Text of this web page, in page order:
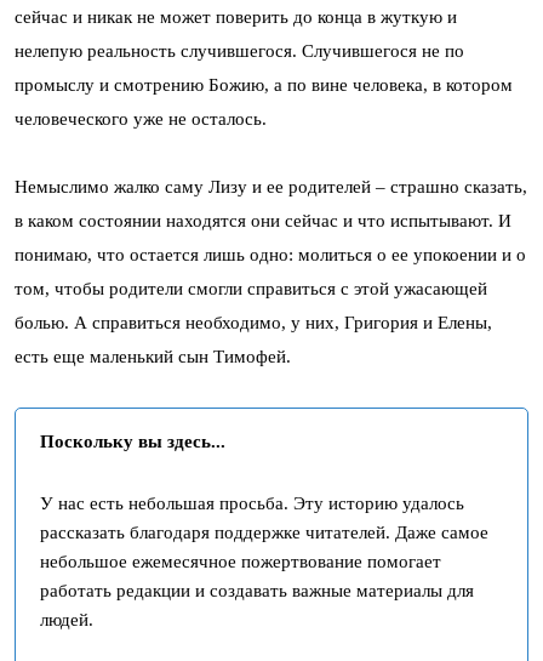
сейчас и никак не может поверить до конца в жуткую и
нелепую реальность случившегося. Случившегося не по
промыслу и смотрению Божию, а по вине человека, в котором
человеческого уже не осталось.
Немыслимо жалко саму Лизу и ее родителей – страшно сказать,
в каком состоянии находятся они сейчас и что испытывают. И
понимаю, что остается лишь одно: молиться о ее упокоении и о
том, чтобы родители смогли справиться с этой ужасающей
болью. А справиться необходимо, у них, Григория и Елены,
есть еще маленький сын Тимофей.
Поскольку вы здесь...
У нас есть небольшая просьба. Эту историю удалось
рассказать благодаря поддержке читателей. Даже самое
небольшое ежемесячное пожертвование помогает
работать редакции и создавать важные материалы для
людей.